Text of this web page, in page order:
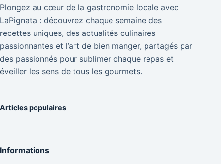
Plongez au cœur de la gastronomie locale avec
LaPignata : découvrez chaque semaine des
recettes uniques, des actualités culinaires
passionnantes et l’art de bien manger, partagés par
des passionnés pour sublimer chaque repas et
éveiller les sens de tous les gourmets.
Articles populaires
Informations